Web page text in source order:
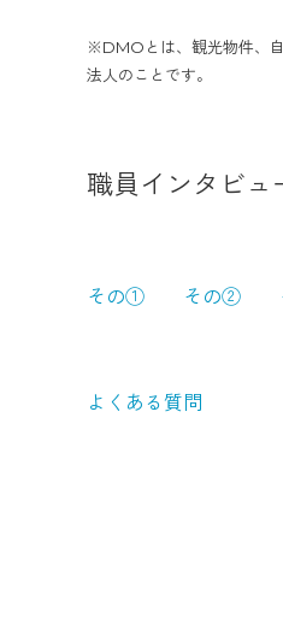
※DMOとは、観光物件、
法人のことです。
職員インタビュ
その① その②
よくある質問